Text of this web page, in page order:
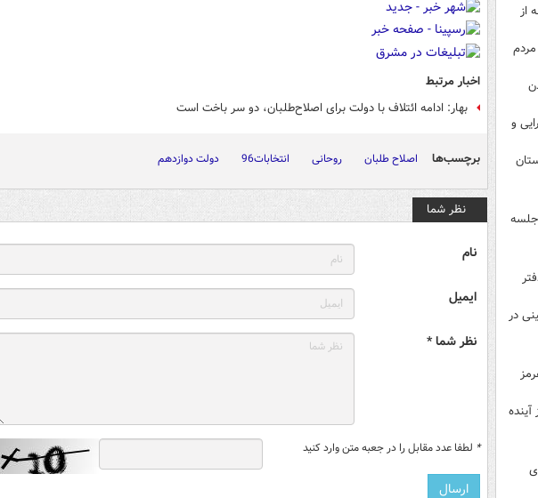
از
مردم
و
در
اخبار مرتبط
بهار: ادامه ائتلاف با دولت برای اصلاح‌طلبان، دو سر باخت است
برچسب‌ها اصلاح طلبان روحانی انتخابات96 دولت دوازدهم
نظر شما
نام
ایمیل
نظر شما *
* لطفا عدد مقابل را در جعبه متن وارد کنید